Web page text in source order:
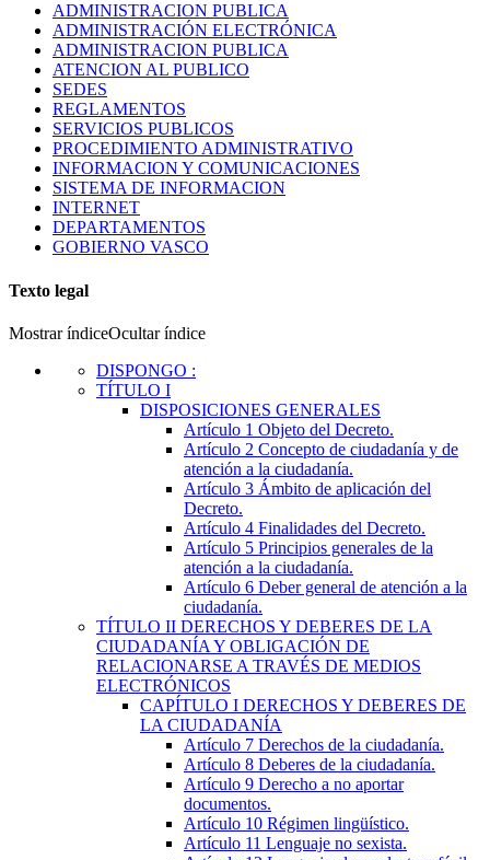
ADMINISTRACION PUBLICA
ADMINISTRACIÓN ELECTRÓNICA
ADMINISTRACION PUBLICA
ATENCION AL PUBLICO
SEDES
REGLAMENTOS
SERVICIOS PUBLICOS
PROCEDIMIENTO ADMINISTRATIVO
INFORMACION Y COMUNICACIONES
SISTEMA DE INFORMACION
INTERNET
DEPARTAMENTOS
GOBIERNO VASCO
Texto legal
Mostrar índiceOcultar índice
DISPONGO :
TÍTULO I
DISPOSICIONES GENERALES
Artículo 1 Objeto del Decreto.
Artículo 2 Concepto de ciudadanía y de
atención a la ciudadanía.
Artículo 3 Ámbito de aplicación del
Decreto.
Artículo 4 Finalidades del Decreto.
Artículo 5 Principios generales de la
atención a la ciudadanía.
Artículo 6 Deber general de atención a la
ciudadanía.
TÍTULO II DERECHOS Y DEBERES DE LA
CIUDADANÍA Y OBLIGACIÓN DE
RELACIONARSE A TRAVÉS DE MEDIOS
ELECTRÓNICOS
CAPÍTULO I DERECHOS Y DEBERES DE
LA CIUDADANÍA
Artículo 7 Derechos de la ciudadanía.
Artículo 8 Deberes de la ciudadanía.
Artículo 9 Derecho a no aportar
documentos.
Artículo 10 Régimen lingüístico.
Artículo 11 Lenguaje no sexista.